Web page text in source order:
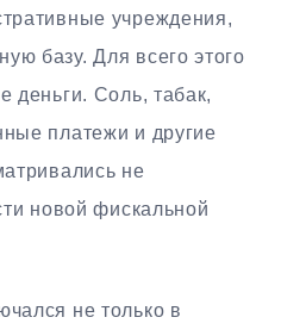
учреждения,
базу. Для всего этого
деньги. Соль, табак,
платежи и другие
не
новой фискальной
не только в